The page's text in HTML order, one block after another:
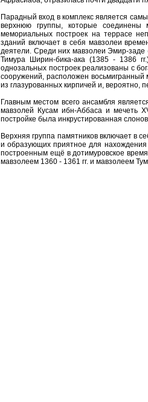
Парадный вход в комплекс является
верхнюю группы, которые
мемориальных построек на террасе
зданий включает в себя мавзолеи
деятели. Среди них мавзолеи Эмир-заде
Тимура Ширин-бика-ака (1385 - 1386
однозальных построек реализованы с
сооружений, расположен
из глазурованных кирпичей и, вероятно,
Главным местом всего ансамбля
мавзолей Кусам ибн-Аббаса и мечеть
постройке была инкрустированная
Верхняя группа памятников включает в
и образующих приятное для
построенным ещё в дотимуровское
мавзолеем 1360 - 1361 гг. и мавзолеем